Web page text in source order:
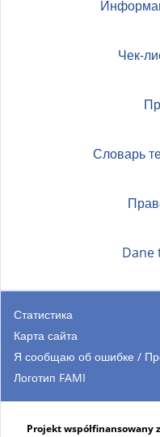
Чек-
Словарь
Dane
Статистика
Карта сайта
Я сообщаю об ошибке /
Логотип FAMI
Projekt współfinansowany